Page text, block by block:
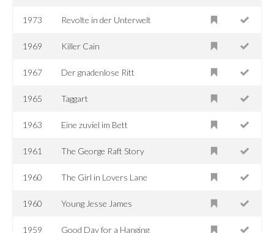
1973 Revolte in der Unterwelt
1969 Killer Cain
1967 Der gnadenlose Ritt
1965 Taggart
1963 Eine zuviel im Bett
1961 The George Raft Story
1960 The Girl in Lovers Lane
1960 Young Jesse James
1959 Good Day for a Hanging